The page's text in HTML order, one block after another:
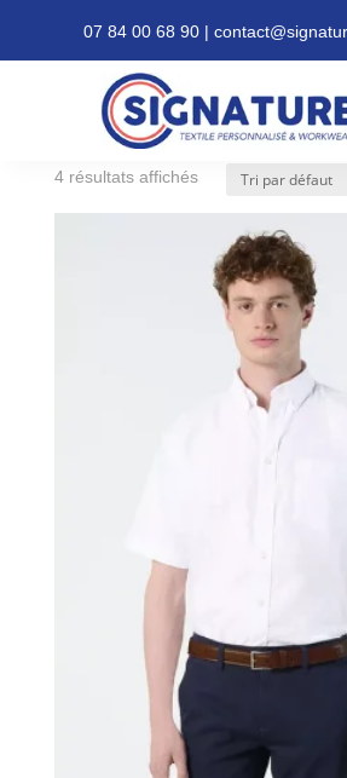
07 84 00 68 90 |
/ Produits identifiés “Oxford”
Oxford
4 résultats affichés